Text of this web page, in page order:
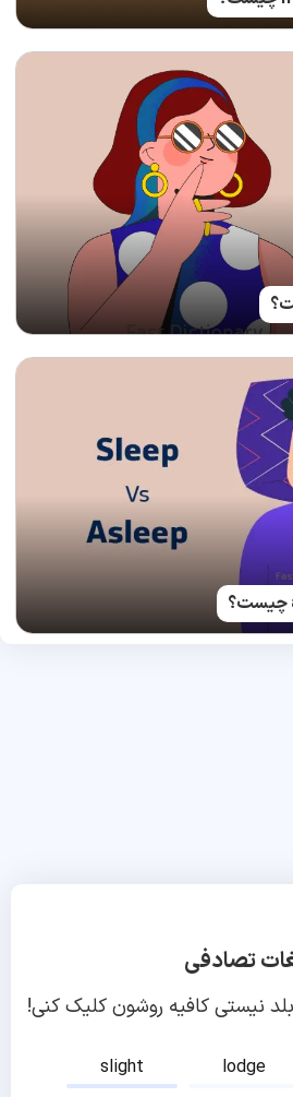
تصادفی
نیستی کافیه روشون کلیک کنی!
slight lodge